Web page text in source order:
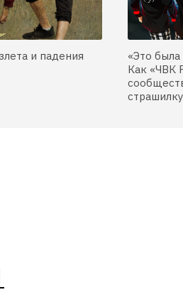
и падения
«Это
Как «ЧВК